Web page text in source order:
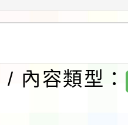
訓練營活動
市115學年
」1份
學年度學生
助參觀特色
內容類型：